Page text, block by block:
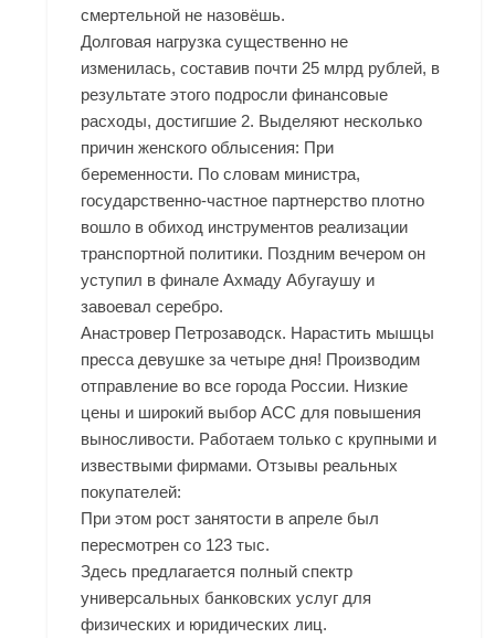
смертельной не назовёшь.
Долговая нагрузка существенно не
изменилась, составив почти 25 млрд рублей, в
результате этого подросли финансовые
расходы, достигшие 2. Выделяют несколько
причин женского облысения: При
беременности. По словам министра,
государственно-частное партнерство плотно
вошло в обиход инструментов реализации
транспортной политики. Поздним вечером он
уступил в финале Ахмаду Абугаушу и
завоевал серебро.
Анастровер Петрозаводск. Нарастить мышцы
пресса девушке за четыре дня! Производим
отправление во все города России. Низкие
цены и широкий выбор ACC для повышения
выносливости. Работаем только с крупными и
извествыми фирмами. Отзывы реальных
покупателей:
При этом рост занятости в апреле был
пересмотрен со 123 тыс.
Здесь предлагается полный спектр
универсальных банковских услуг для
физических и юридических лиц.